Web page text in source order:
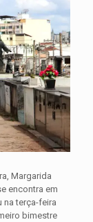
Margarida
encontra em
na terça-feira
bimestre